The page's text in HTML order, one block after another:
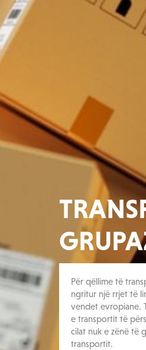
Për qëllime të
ngritur një rrjet të
vendet evropiane.
e transportit të
cilat nuk e zënë të
transportit.